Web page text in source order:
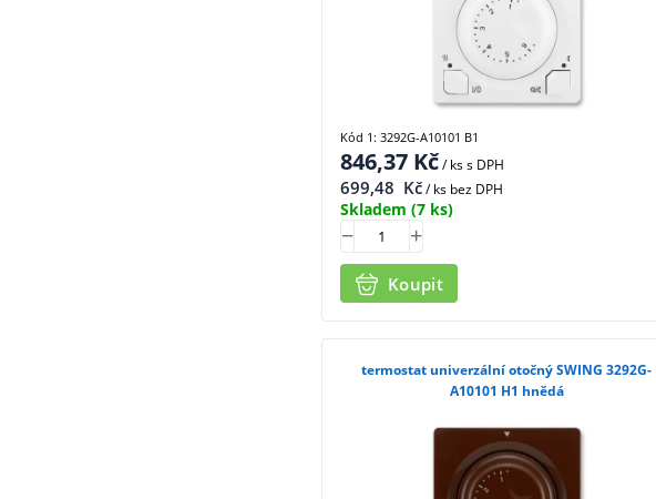
846,37 Kč/ kss DPH
699,48 Kč/ ks bez DPH
Skladem (7 ks)
Koupit
Kód 1: 3292G-A10101 B1
termostat univerzální otočný SWING 3292G-
A10101 H1 hnědá